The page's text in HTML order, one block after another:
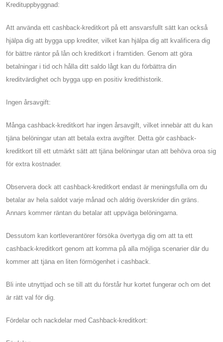
Kredituppbyggnad:
Att använda ett cashback-kreditkort på ett ansvarsfullt sätt kan också
hjälpa dig att bygga upp krediter, vilket kan hjälpa dig att kvalificera dig
för bättre räntor på lån och kreditkort i framtiden. Genom att göra
betalningar i tid och hålla ditt saldo lågt kan du förbättra din
kreditvärdighet och bygga upp en positiv kredithistorik.
Ingen årsavgift:
Många cashback-kreditkort har ingen årsavgift, vilket innebär att du kan
tjäna belöningar utan att betala extra avgifter. Detta gör cashback-
kreditkort till ett utmärkt sätt att tjäna belöningar utan att behöva oroa sig
för extra kostnader.
Observera dock att cashback-kreditkort endast är meningsfulla om du
betalar av hela saldot varje månad och aldrig överskrider din gräns.
Annars kommer räntan du betalar att uppväga belöningarna.
Dessutom kan kortleverantörer försöka övertyga dig om att ta ett
cashback-kreditkort genom att komma på alla möjliga scenarier där du
kommer att tjäna en liten förmögenhet i cashback.
Bli inte utnyttjad och se till att du förstår hur kortet fungerar och om det
är rätt val för dig.
Fördelar och nackdelar med Cashback-kreditkort: